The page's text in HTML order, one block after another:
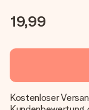
19,99
Kostenloser